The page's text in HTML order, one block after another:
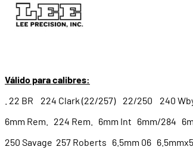
Válido para calibres:
. 22 BR 224 Clark (22/257) 22/250 240
6mm Rem. 224 Rem. 6mm Int 6mm/284
250 Savage 257 Roberts 6.5mm 06